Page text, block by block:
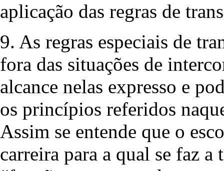
aplicação das regras de
9. As regras especiais de
fora das situações de
alcance nelas expresso e
os princípios referidos
Assim se entende que o
carreira para a qual se faz